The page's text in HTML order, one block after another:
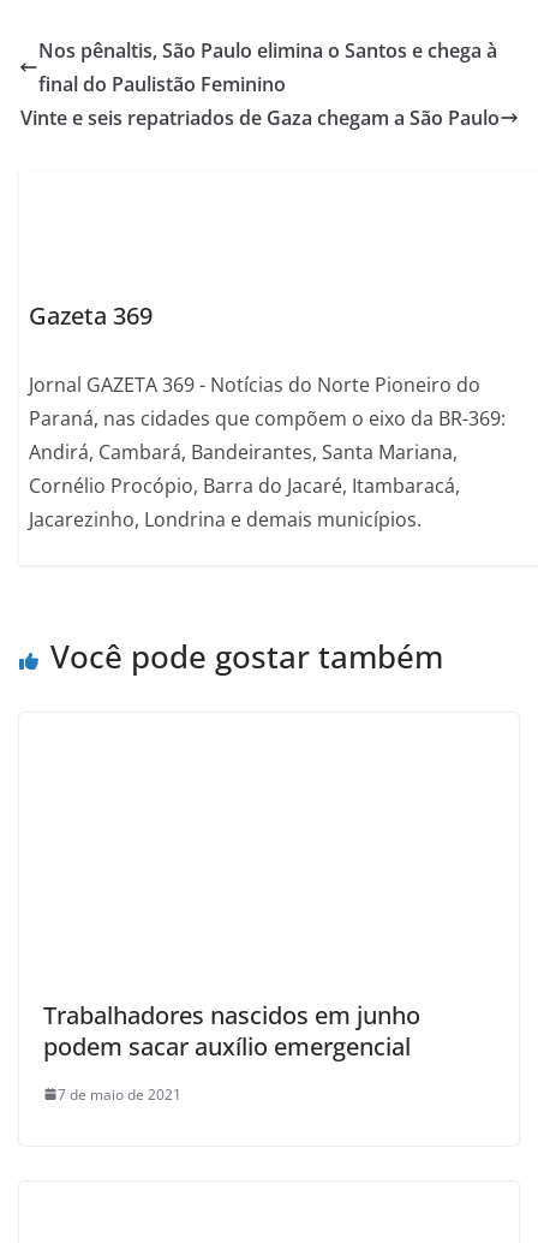
Nos pênaltis, São Paulo elimina o Santos e chega à
final do Paulistão Feminino
Vinte e seis repatriados de Gaza chegam a São Paulo
Gazeta 369
Jornal GAZETA 369 - Notícias do Norte Pioneiro do
Paraná, nas cidades que compõem o eixo da BR-369:
Andirá, Cambará, Bandeirantes, Santa Mariana,
Cornélio Procópio, Barra do Jacaré, Itambaracá,
Jacarezinho, Londrina e demais municípios.
Você pode gostar também
Trabalhadores nascidos em junho
podem sacar auxílio emergencial
7 de maio de 2021